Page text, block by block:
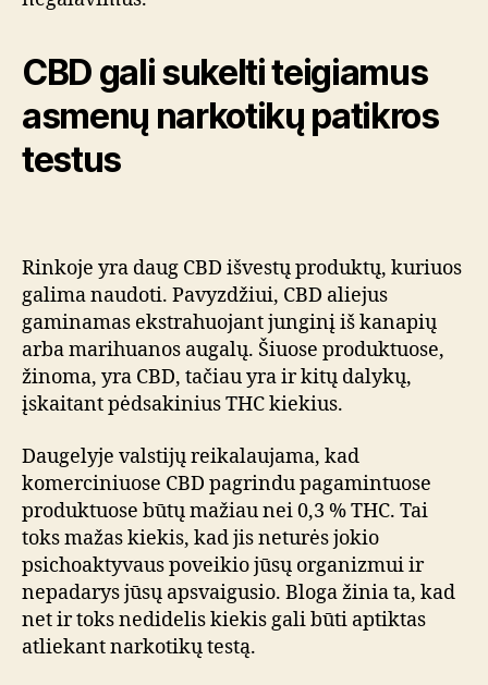
CBD gali sukelti teigiamus
asmenų narkotikų patikros
testus
Rinkoje yra daug CBD išvestų produktų, kuriuos
galima naudoti. Pavyzdžiui, CBD aliejus
gaminamas ekstrahuojant junginį iš kanapių
arba marihuanos augalų. Šiuose produktuose,
žinoma, yra CBD, tačiau yra ir kitų dalykų,
įskaitant pėdsakinius THC kiekius.
Daugelyje valstijų reikalaujama, kad
komerciniuose CBD pagrindu pagamintuose
produktuose būtų mažiau nei 0,3 % THC. Tai
toks mažas kiekis, kad jis neturės jokio
psichoaktyvaus poveikio jūsų organizmui ir
nepadarys jūsų apsvaigusio. Bloga žinia ta, kad
net ir toks nedidelis kiekis gali būti aptiktas
atliekant narkotikų testą.